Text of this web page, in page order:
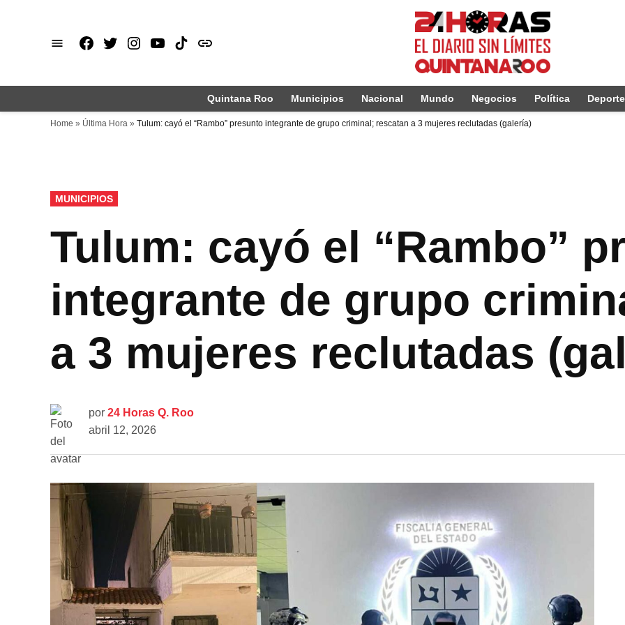
Facebook
X Instagram
Youtube
TikTok
issuu
Quintana Roo Municipios Nacional Mundo Negocios Política
Home » Última Hora » Tulum: cayó el “Rambo” presunto integrante de grupo criminal; rescatan a 3 mujeres reclutadas (galería)
PUBLICADO
EN
MUNICIPIOS
Tulum: cayó el “Rambo”
integrante de grupo
a 3 mujeres reclutadas
por 24 Horas Q. Roo
abril 12, 2026